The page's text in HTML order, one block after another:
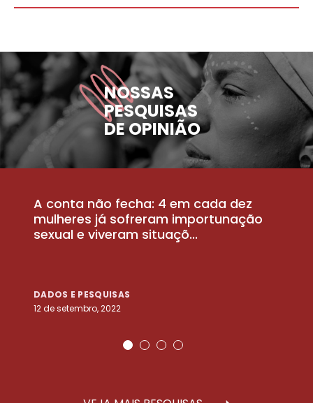
NOSSAS
PESQUISAS
DE OPINIÃO
A conta não fecha: 4 em cada dez
mulheres já sofreram importunação
sexual e viveram situaçõ...
DADOS E PESQUISAS
12 de setembro, 2022